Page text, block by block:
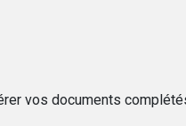
vos documents